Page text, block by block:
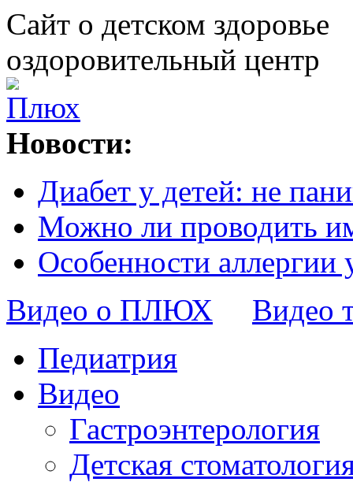
Сайт о детском здоровье
оздоровительный центр
Новости:
Диабет у детей: не
Можно ли проводить
Особенности аллергии
Видео о ПЛЮХ
Видео
Педиатрия
Видео
Гастроэнтерология
Детская